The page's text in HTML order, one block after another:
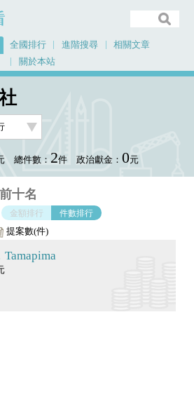
全國排行 進階搜尋
相關文章
關於本站
總件數： 2件 政治獻金： 0元
十名
金額排行 件數排行
提案數(件)